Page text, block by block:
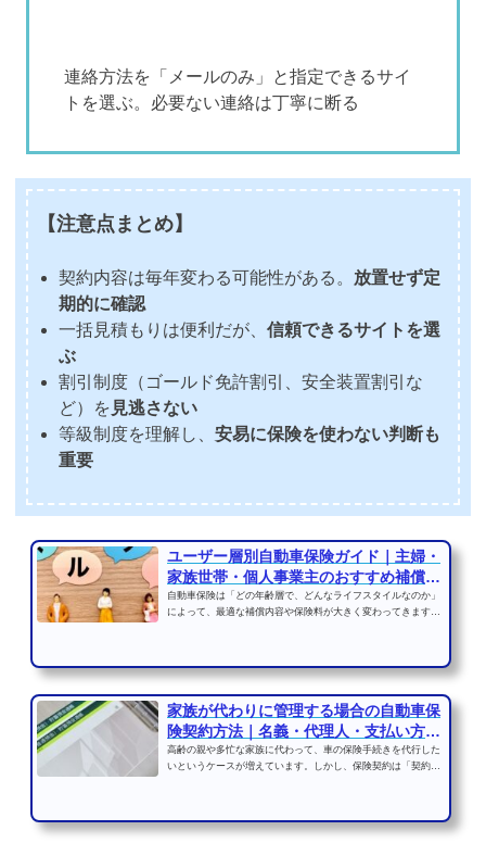
連絡方法を「メールのみ」と指定できるサイ
トを選ぶ。必要ない連絡は丁寧に断る
【注意点まとめ】
契約内容は毎年変わる可能性がある。 放置せず定
期的に確認
一括見積もりは便利だが、 信頼できるサイトを選
ぶ
割引制度（ゴールド免許割引、安全装置割引な
ど）を 見逃さない
等級制度を理解し、 安易に保険を使わない判断も
重要
ユーザー層別自動車保険ガイド｜主婦・
家族世帯・個人事業主のおすすめ補償と
注意点
自動車保険は「どの年齢層で、どんなライフスタイルなのか」
によって、最適な補償内容や保険料が大きく変わってきます。
家族が代わりに管理する場合の自動車保
険契約方法｜名義・代理人・支払い方法
の注意点
高齢の親や多忙な家族に代わって、車の保険手続きを代行した
いというケースが増えています。しかし、保険契約は「契約者